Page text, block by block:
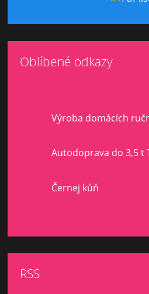
Oblíbené odkazy
Výroba domácích
Autodoprava do 3,5 t
Černej kůň
RSS